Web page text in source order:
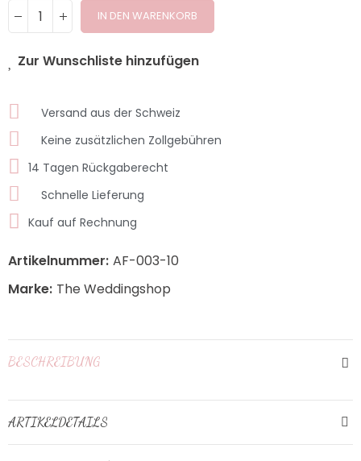
IN DEN WARENKORB
Zur Wunschliste hinzufügen
Versand aus der Schweiz
Keine zusätzlichen Zollgebühren
14 Tagen Rückgaberecht
Schnelle Lieferung
Kauf auf Rechnung
Artikelnummer: AF-003-10
Marke: The Weddingshop
BESCHREIBUNG
ARTIKELDETAILS